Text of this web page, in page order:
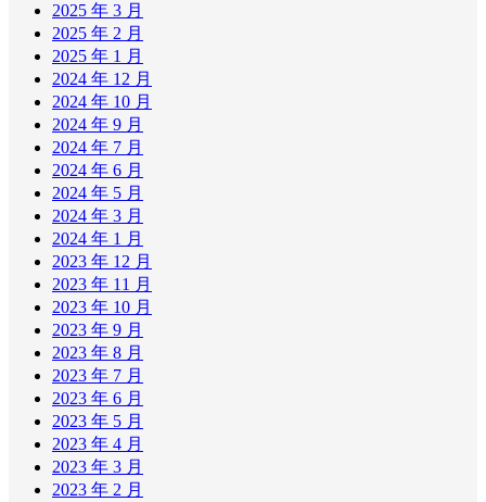
2025 年 3 月
2025 年 2 月
2025 年 1 月
2024 年 12 月
2024 年 10 月
2024 年 9 月
2024 年 7 月
2024 年 6 月
2024 年 5 月
2024 年 3 月
2024 年 1 月
2023 年 12 月
2023 年 11 月
2023 年 10 月
2023 年 9 月
2023 年 8 月
2023 年 7 月
2023 年 6 月
2023 年 5 月
2023 年 4 月
2023 年 3 月
2023 年 2 月